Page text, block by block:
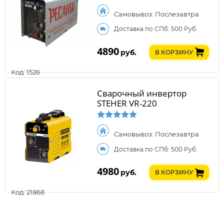
Код: 1526
Самовывоз: Послезавтра
Доставка по СПб: 500 Руб.
4890 руб. В КОРЗИНУ
Код: 21868
Сварочный инвертор
STEHER VR-220
Самовывоз: Послезавтра
Доставка по СПб: 500 Руб.
4980 руб. В КОРЗИНУ